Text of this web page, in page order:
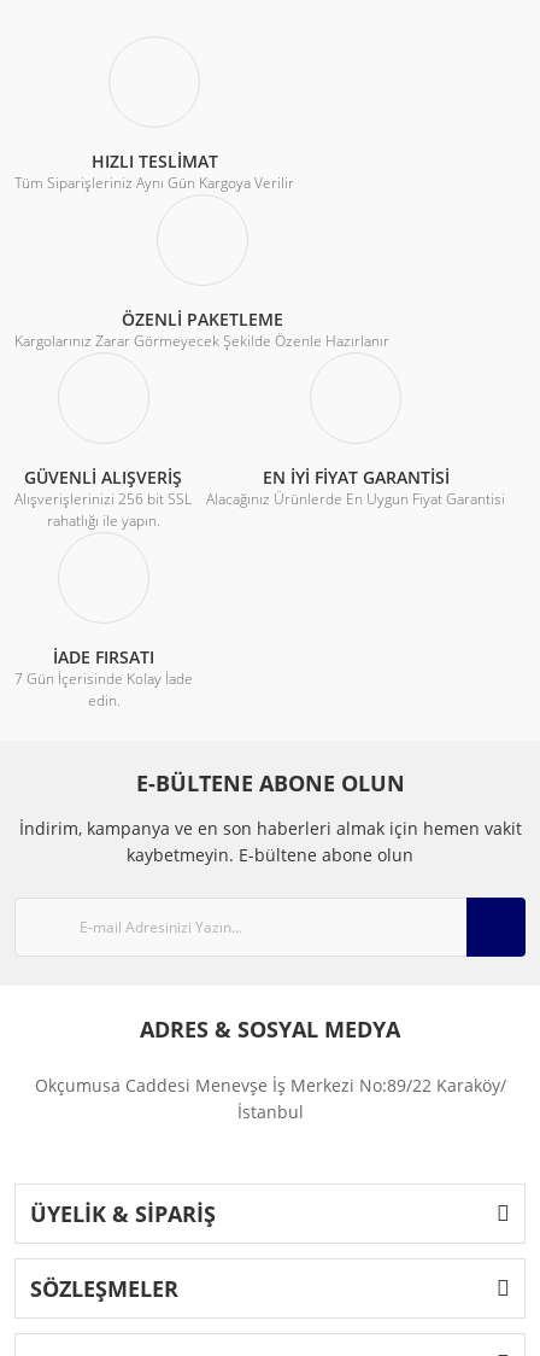
HIZLI TESLİMAT
Tüm Siparişleriniz Aynı Gün Kargoya Verilir
ÖZENLİ PAKETLEME
Kargolarınız Zarar Görmeyecek Şekilde Özenle Hazırlanır
GÜVENLİ ALIŞVERİŞ
Alışverişlerinizi 256 bit SSL
rahatlığı ile yapın.
EN İYİ FİYAT GARANTİSİ
Alacağınız Ürünlerde En Uygun Fiyat Garantisi
İADE FIRSATI
7 Gün İçerisinde Kolay İade
edin.
E-BÜLTENE ABONE OLUN
İndirim, kampanya ve en son haberleri almak için hemen vakit
kaybetmeyin. E-bültene abone olun
ADRES & SOSYAL MEDYA
Okçumusa Caddesi Menevşe İş Merkezi No:89/22 Karaköy/
İstanbul
ÜYELİK & SİPARİŞ
SÖZLEŞMELER